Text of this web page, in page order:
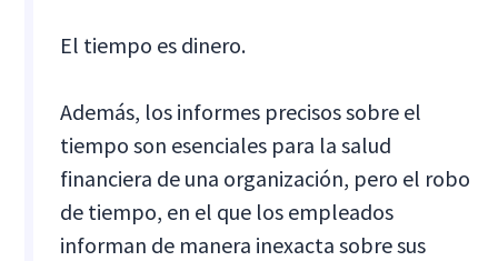
El tiempo es dinero.
Además, los informes precisos sobre el
tiempo son esenciales para la salud
financiera de una organización, pero el robo
de tiempo, en el que los empleados
informan de manera inexacta sobre sus